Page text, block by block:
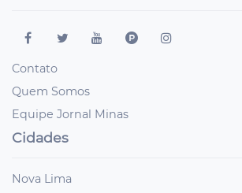
Contato
Quem Somos
Equipe Jornal Minas
Cidades
Nova Lima